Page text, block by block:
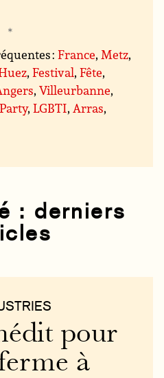
:France, Metz,
,Festival,Fête,
,Villeurbanne,
,LGBTI, Arras,
: derniers
pour
à